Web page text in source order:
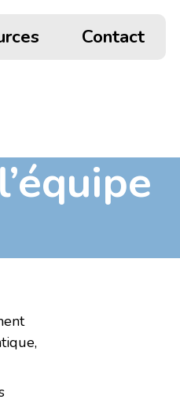
Contact